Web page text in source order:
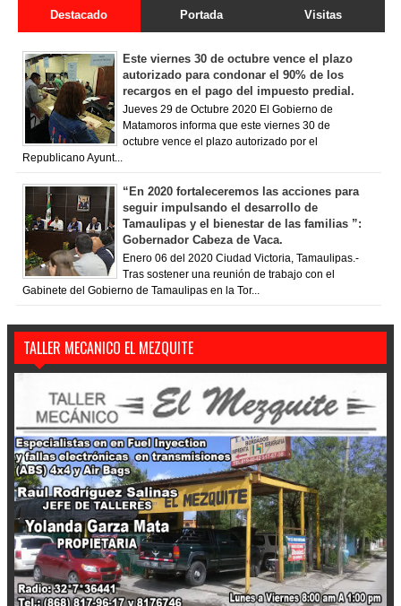
Destacado Portada Visitas
Este viernes 30 de octubre vence el plazo
autorizado para condonar el 90% de los
recargos en el pago del impuesto predial.
Jueves 29 de Octubre 2020 El Gobierno de
Matamoros informa que este viernes 30 de
octubre vence el plazo autorizado por el
Republicano Ayunt...
“En 2020 fortaleceremos las acciones para
seguir impulsando el desarrollo de
Tamaulipas y el bienestar de las familias ”:
Gobernador Cabeza de Vaca.
Enero 06 del 2020 Ciudad Victoria, Tamaulipas.-
Tras sostener una reunión de trabajo con el
Gabinete del Gobierno de Tamaulipas en la Tor...
TALLER MECANICO EL MEZQUITE